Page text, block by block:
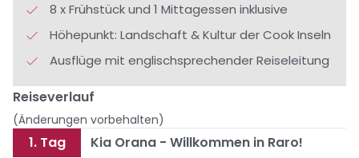
8 x Frühstück und 1 Mittagessen inklusive
Höhepunkt: Landschaft & Kultur der Cook Inseln
Ausflüge mit englischsprechender Reiseleitung
Reiseverlauf
(Änderungen vorbehalten)
1. Tag
Kia Orana - Willkommen in Raro!